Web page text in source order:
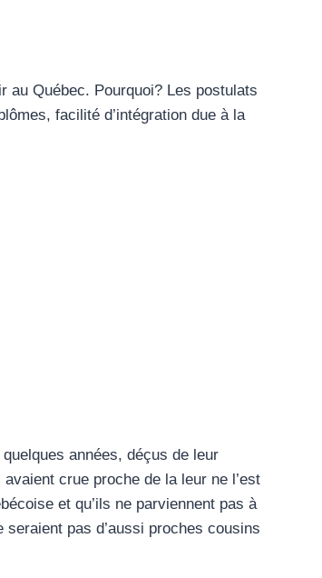
au Québec. Pourquoi? Les postulats
facilité d’intégration due à la
années, déçus de leur
crue proche de la leur ne l’est
et qu’ils ne parviennent pas à
pas d’aussi proches cousins